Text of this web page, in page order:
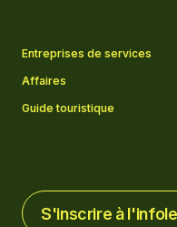
Entreprises de services
Affaires
Guide touristique
S'inscrire à